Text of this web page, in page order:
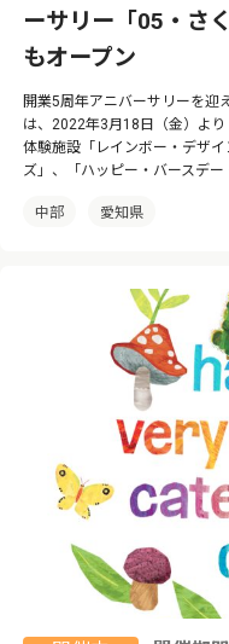
ーサリー「05・さ
もオープン
開業5周年アニバーサリーを迎
は、2022年3月18日（金）よ
体験施設「レインボー・デザ
ズ」、「ハッピー・バースデ
中部 愛知県